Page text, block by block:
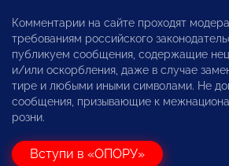
Комментарии на сайте проходят
требованиям российского
публикуем сообщения, содержащие
и/или оскорбления, даже в случае
тире и любыми иными символами. Не
сообщения, призывающие к
розни.
Вступи в «ОПОРУ»